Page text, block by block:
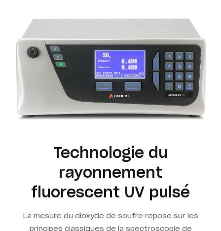
Technologie du
rayonnement
fluorescent UV pulsé
La mesure du dioxyde de soufre repose sur les
principes classiques de la spectroscopie de